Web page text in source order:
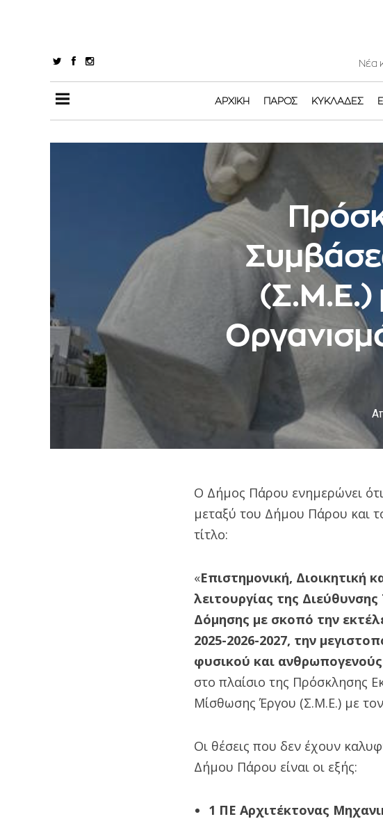
Νέα
ΑΡΧΙΚΉ ΠΆΡΟΣ ΚΥΚΛΆΔΕΣ
(Σ.Μ.Ε.)
Ο Δήμος Πάρου ενημερώνει
μεταξύ του Δήμου Πάρου και
τίτλο:
«Επιστημονική, Διοικητική
λειτουργίας της
Δόμησης με σκοπό την
2025-2026-2027, την
φυσικού και
στο πλαίσιο της Πρόσκλησης
Μίσθωσης Έργου (Σ.Μ.Ε.) με
Οι θέσεις που δεν έχουν
Δήμου Πάρου είναι οι εξής:
1 ΠΕ Αρχιτέκτονας